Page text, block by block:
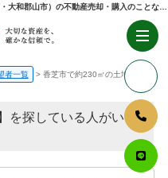
者一覧 香芝市で約230㎡の土地
を探している人がいま